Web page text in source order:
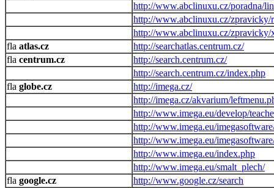
http://www.abclinuxu.cz/poradna/
http://www.abclinuxu.cz/zpravicky/
http://www.abclinuxu.cz/zpravicky/
atlas.cz
http://searchatlas.centrum.cz/
centrum.cz
http://search.centrum.cz/
http://search.centrum.cz/index.php
globe.cz
http://imega.cz/
http://imega.cz/akvarium/
http://www.imega.eu/develop/
http://www.imega.eu/
http://www.imega.eu/
http://www.imega.eu/index.php
http://www.imega.eu/smalt_plech/
google.cz
http://www.google.cz/search